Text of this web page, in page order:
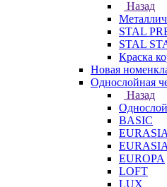
Назад
STAL
STAL
Краска
Новая
Однослойная
Назад
BASIC
EURASIA
EUROPA
LOFT
LUX